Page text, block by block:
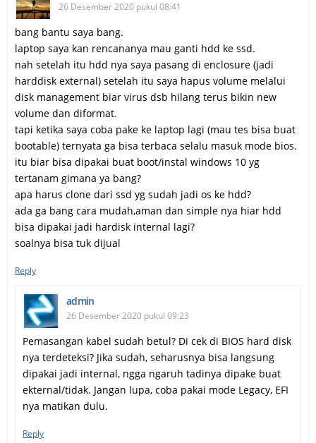
26 Desember 2020 pukul 08:41
bang bantu saya bang.
laptop saya kan rencananya mau ganti hdd ke ssd.
nah setelah itu hdd nya saya pasang di enclosure (jadi
harddisk external) setelah itu saya hapus volume melalui
disk management biar virus dsb hilang terus bikin new
volume dan diformat.
tapi ketika saya coba pake ke laptop lagi (mau tes bisa buat
bootable) ternyata ga bisa terbaca selalu masuk mode bios.
itu biar bisa dipakai buat boot/instal windows 10 yg
tertanam gimana ya bang?
apa harus clone dari ssd yg sudah jadi os ke hdd?
ada ga bang cara mudah,aman dan simple nya hiar hdd
bisa dipakai jadi hardisk internal lagi?
soalnya bisa tuk dijual
Reply
admin
26 Desember 2020 pukul 09:23
Pemasangan kabel sudah betul? Di cek di BIOS hard disk
nya terdeteksi? Jika sudah, seharusnya bisa langsung
dipakai jadi internal, ngga ngaruh tadinya dipake buat
ekternal/tidak. Jangan lupa, coba pakai mode Legacy, EFI
nya matikan dulu.
Reply